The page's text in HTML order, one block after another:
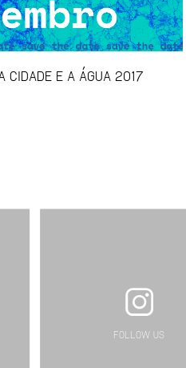
CIDADE E A ÁGUA 2017
FOLLOW US